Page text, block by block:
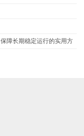
障长期稳定运行的实用方